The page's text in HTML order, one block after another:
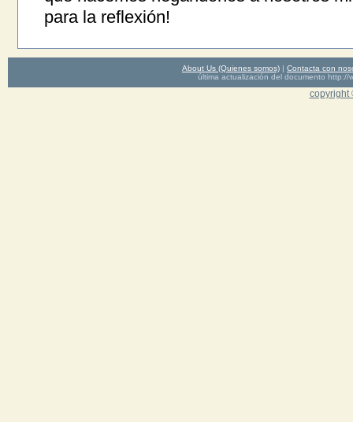
para la reflexión!
About Us (Quienes somos) | Contacta con
última actualización del documento http://
copyright